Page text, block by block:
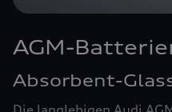
AGM-
Absorbent-